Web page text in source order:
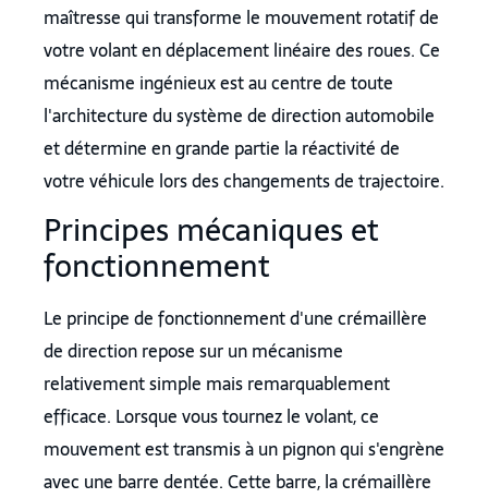
maîtresse qui transforme le mouvement rotatif de
votre volant en déplacement linéaire des roues. Ce
mécanisme ingénieux est au centre de toute
l'architecture du système de direction automobile
et détermine en grande partie la réactivité de
votre véhicule lors des changements de trajectoire.
Principes mécaniques et
fonctionnement
Le principe de fonctionnement d'une crémaillère
de direction repose sur un mécanisme
relativement simple mais remarquablement
efficace. Lorsque vous tournez le volant, ce
mouvement est transmis à un pignon qui s'engrène
avec une barre dentée. Cette barre, la crémaillère